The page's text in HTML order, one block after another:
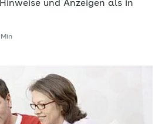
und Anzeigen als in
Min